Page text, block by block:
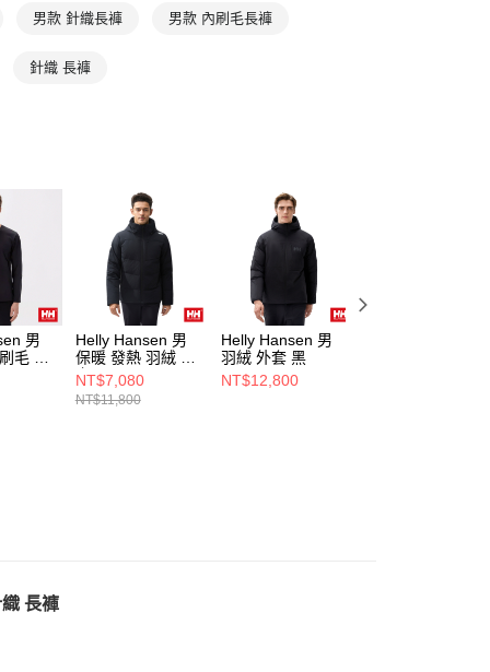
男款
男款 針織長褲 男款 內刷毛長褲
針織 長褲
男
毛 長
Helly Hansen 男
保暖 發熱 羽絨 外
套 黑
NT$7,080
NT$11,800
Helly Hansen 男
羽絨 外套 黑
NT$12,800
長褲